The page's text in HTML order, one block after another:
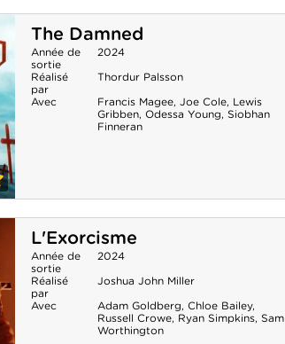
The Damned
Année de
sortie
2024
Réalisé
par
Thordur Palsson
Avec
Francis Magee, Joe Cole, Lewis
Gribben, Odessa Young, Siobhan
Finneran
L'Exorcisme
Année de
sortie
2024
Réalisé
par
Joshua John Miller
Avec
Adam Goldberg, Chloe Bailey,
Russell Crowe, Ryan Simpkins, Sam
Worthington